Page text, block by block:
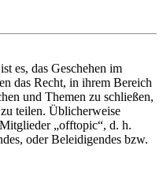
es, das Geschehen im
das Recht, in ihrem Bereich
und Themen zu schließen,
teilen. Üblicherweise
„offtopic“, d. h.
oder Beleidigendes bzw.